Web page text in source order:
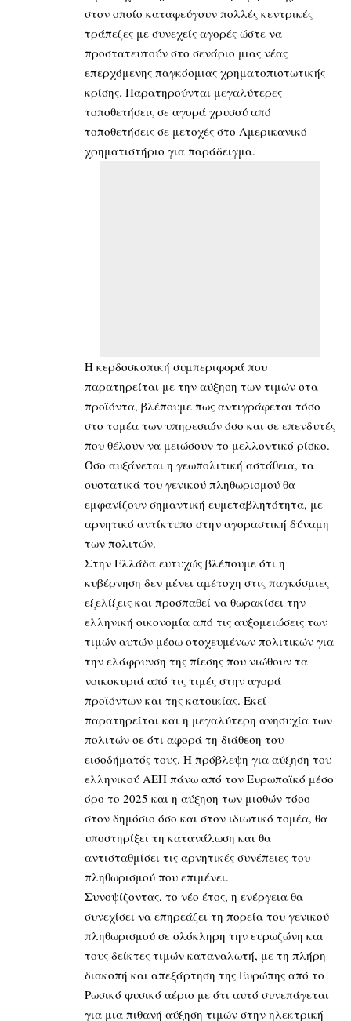
στον οποίο καταφεύγουν πολλές κεντρικές
τράπεζες με συνεχείς αγορές ώστε να
προστατευτούν στο σενάριο μιας νέας
επερχόμενης παγκόσμιας χρηματοπιστωτικής
κρίσης. Παρατηρούνται μεγαλύτερες
τοποθετήσεις σε αγορά χρυσού από
τοποθετήσεις σε μετοχές στο Αμερικανικό
χρηματιστήριο για παράδειγμα.
Η κερδοσκοπική συμπεριφορά που
παρατηρείται με την αύξηση των τιμών στα
προϊόντα, βλέπουμε πως αντιγράφεται τόσο
στο τομέα των υπηρεσιών όσο και σε επενδυτές
που θέλουν να μειώσουν το μελλοντικό ρίσκο.
Όσο αυξάνεται η γεωπολιτική αστάθεια, τα
συστατικά του γενικού πληθωρισμού θα
εμφανίζουν σημαντική ευμεταβλητότητα, με
αρνητικό αντίκτυπο στην αγοραστική δύναμη
των πολιτών.
Στην Ελλάδα ευτυχώς βλέπουμε ότι η
κυβέρνηση δεν μένει αμέτοχη στις παγκόσμιες
εξελίξεις και προσπαθεί να θωρακίσει την
ελληνική οικονομία από τις αυξομειώσεις των
τιμών αυτών μέσω στοχευμένων πολιτικών για
την ελάφρυνση της πίεσης που νιώθουν τα
νοικοκυριά από τις τιμές στην αγορά
προϊόντων και της κατοικίας. Εκεί
παρατηρείται και η μεγαλύτερη ανησυχία των
πολιτών σε ότι αφορά τη διάθεση του
εισοδήματός τους. Η πρόβλεψη για αύξηση του
ελληνικού ΑΕΠ πάνω από τον Ευρωπαϊκό μέσο
όρο το 2025 και η αύξηση των μισθών τόσο
στον δημόσιο όσο και στον ιδιωτικό τομέα, θα
υποστηρίξει τη κατανάλωση και θα
αντισταθμίσει τις αρνητικές συνέπειες του
πληθωρισμού που επιμένει.
Συνοψίζοντας, το νέο έτος, η ενέργεια θα
συνεχίσει να επηρεάζει τη πορεία του γενικού
πληθωρισμού σε ολόκληρη την ευρωζώνη και
τους δείκτες τιμών καταναλωτή, με τη πλήρη
διακοπή και απεξάρτηση της Ευρώπης από το
Ρωσικό φυσικό αέριο με ότι αυτό συνεπάγεται
για μια πιθανή αύξηση τιμών στην ηλεκτρική